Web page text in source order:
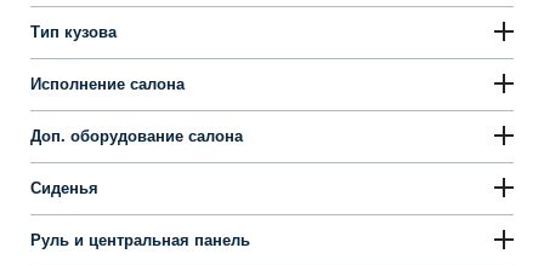
Тип кузова
Исполнение салона
Доп. оборудование салона
Сиденья
Руль и центральная панель